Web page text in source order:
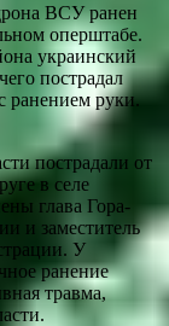
ВСУ ранен
оперштабе.
украинский
пострадал
ранением руки.
пострадали от
в селе
глава Гора-
и заместитель
У
ранение
травма,